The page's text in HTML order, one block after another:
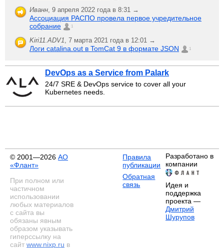
Иванн, 9 апреля 2022 года в 8:31 →
Ассоциация РАСПО провела первое учредительное
собрание
1
Kiri11.ADV1, 7 марта 2021 года в 12:01 →
Логи catalina.out в TomCat 9 в формате JSON 1
DevOps as a Service from Palark
24/7 SRE & DevOps service to cover all your
Kubernetes needs.
© 2001—2026 АО
«Флант»
При полном или
частичном
использовании
любых материалов
с сайта вы
обязаны явным
образом указывать
гиперссылку на
сайт www.nixp.ru в
Правила
публикации
Обратная
связь
Разработано в
компании
Идея и
поддержка
проекта —
Дмитрий
Шурупов